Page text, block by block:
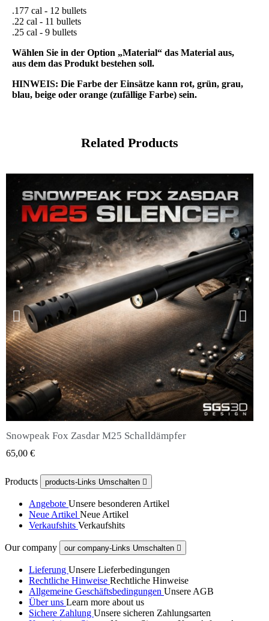
.177 cal - 12 bullets
.22 cal - 11 bullets
.25 cal - 9 bullets
Wählen Sie in der Option „Material“ das Material aus,
aus dem das Produkt bestehen soll.
HINWEIS: Die Farbe der Einsätze kann rot, grün, grau,
blau, beige oder orange (zufällige Farbe) sein.
Related Products
QUICK VIEW
Snowpeak Fox Zasdar M25 Schalldämpfer
65,00 €
Products products-Links Umschalten 
Angebote Unsere besonderen Artikel
Neue Artikel Neue Artikel
Verkaufshits Verkaufshits
Our company our company-Links Umschalten 
Lieferung Unsere Lieferbedingungen
Rechtliche Hinweise Rechtliche Hinweise
Allgemeine Geschäftsbedingungen Unsere AGB
Über uns Learn more about us
Sichere Zahlung Unsere sicheren Zahlungsarten